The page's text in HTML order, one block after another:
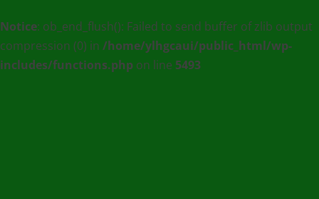
:
Agence
de
Notice: ob_end_flush(): Failed to send buffer of zlib output
compression (0) in /home/ylhgcaui/public_html/wp-
includes/functions.php on line 5493